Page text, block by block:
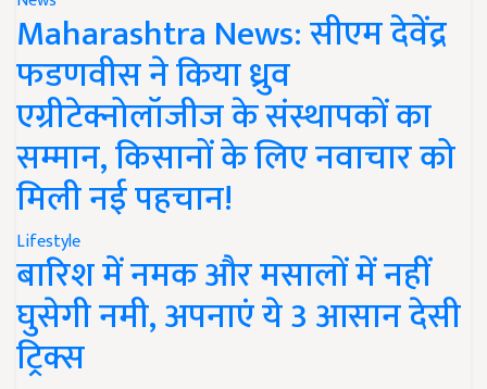
Maharashtra News: सीएम देवेंद्र
फडणवीस ने किया ध्रुव
एग्रीटेक्नोलॉजीज के संस्थापकों का
सम्मान, किसानों के लिए नवाचार को
मिली नई पहचान!
Lifestyle
बारिश में नमक और मसालों में नहीं
घुसेगी नमी, अपनाएं ये 3 आसान देसी
ट्रिक्स